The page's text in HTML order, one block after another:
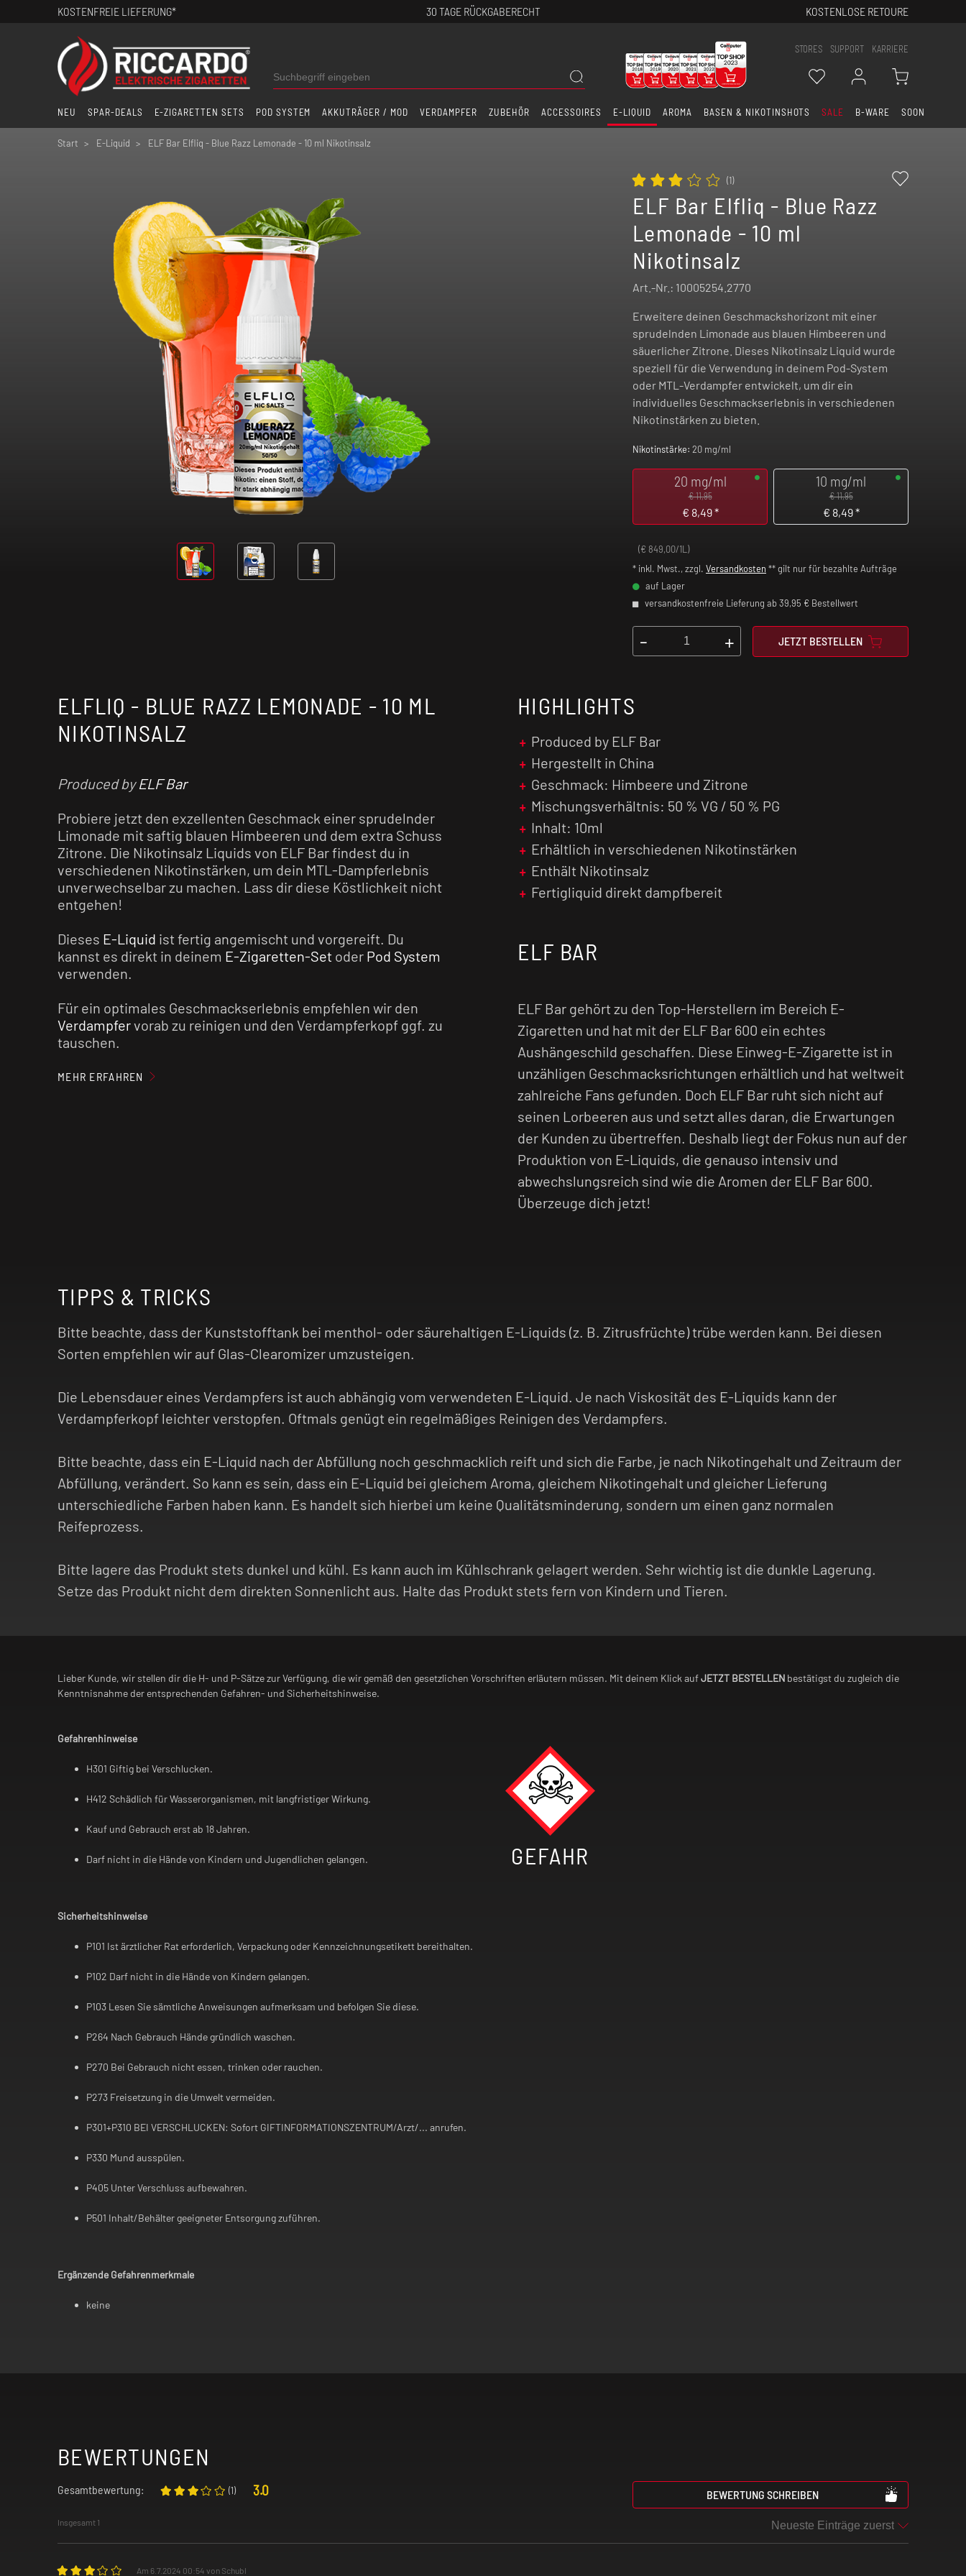
KOSTENFREIE LIEFERUNG* 30 TAGE RÜCKGABERECHT KOSTENLOSE RETOURE
STORES SUPPORT KARRIERE
NEU SPAR-DEALS E-ZIGARETTEN SETS POD SYSTEM AKKUTRÄGER / MOD VERDAMPFER ZUBEHÖR ACCESSOIRES E-LIQUID AROMA BASEN & NIKOTINSHOTS SALE B-WARE SOON
Start E-Liquid ELF Bar Elfliq - Blue Razz Lemonade - 10 ml Nikotinsalz
(1)
ELF Bar Elfliq - Blue Razz
Lemonade - 10 ml
Nikotinsalz
Art.-Nr.: 10005254.2770
Erweitere deinen Geschmackshorizont mit einer
sprudelnden Limonade aus blauen Himbeeren und
säuerlicher Zitrone. Dieses Nikotinsalz Liquid wurde
speziell für die Verwendung in deinem Pod-System
oder MTL-Verdampfer entwickelt, um dir ein
individuelles Geschmackserlebnis in verschiedenen
Nikotinstärken zu bieten.
Nikotinstärke: 20 mg/ml
20 mg/ml
€ 11,95
€ 8,49*
10 mg/ml
€ 11,95
€ 8,49*
(€ 849,00/1L)
* inkl. Mwst., zzgl. Versandkosten ** gilt nur für bezahlte Aufträge
auf Lager
versandkostenfreie Lieferung ab 39,95 € Bestellwert
- + JETZT BESTELLEN
ELFLIQ - BLUE RAZZ LEMONADE - 10 ML
NIKOTINSALZ
Produced byELF Bar
Probiere jetzt den exzellenten Geschmack einer sprudelnder
Limonade mit saftig blauen Himbeeren und dem extra Schuss
Zitrone. Die Nikotinsalz Liquids von ELF Bar findest du in
verschiedenen Nikotinstärken, um dein MTL-Dampferlebnis
unverwechselbar zu machen. Lass dir diese Köstlichkeit nicht
entgehen!
Dieses E-Liquid ist fertig angemischt und vorgereift. Du
kannst es direkt in deinem E-Zigaretten-Set oder Pod System
verwenden.
Für ein optimales Geschmackserlebnis empfehlen wir den
Verdampfervorab zu reinigen und den Verdampferkopf ggf. zu
tauschen.
Nikotinsalz Liquids sind im Vergleich zu normalen
MEHR ERFAHREN
HIGHLIGHTS
Produced by ELF Bar
Hergestellt in China
Geschmack: Himbeere und Zitrone
Mischungsverhältnis: 50 % VG / 50 % PG
Inhalt: 10ml
Erhältlich in verschiedenen Nikotinstärken
Enthält Nikotinsalz
Fertigliquid direkt dampfbereit
ELF BAR
ELF Bar gehört zu den Top-Herstellern im Bereich E-
Zigaretten und hat mit der ELF Bar 600 ein echtes
Aushängeschild geschaffen. Diese Einweg-E-Zigarette ist in
unzähligen Geschmacksrichtungen erhältlich und hat weltweit
zahlreiche Fans gefunden. Doch ELF Bar ruht sich nicht auf
seinen Lorbeeren aus und setzt alles daran, die Erwartungen
der Kunden zu übertreffen. Deshalb liegt der Fokus nun auf der
Produktion von E-Liquids, die genauso intensiv und
abwechslungsreich sind wie die Aromen der ELF Bar 600.
Überzeuge dich jetzt!
TIPPS & TRICKS
Bitte beachte, dass der Kunststofftank bei menthol- oder säurehaltigen E-Liquids (z. B. Zitrusfrüchte) trübe werden kann. Bei diesen
Sorten empfehlen wir auf Glas-Clearomizer umzusteigen.
Die Lebensdauer eines Verdampfers ist auch abhängig vom verwendeten E-Liquid. Je nach Viskosität des E-Liquids kann der
Verdampferkopf leichter verstopfen. Oftmals genügt ein regelmäßiges Reinigen des Verdampfers.
Bitte beachte, dass ein E-Liquid nach der Abfüllung noch geschmacklich reift und sich die Farbe, je nach Nikotingehalt und Zeitraum der
Abfüllung, verändert. So kann es sein, dass ein E-Liquid bei gleichem Aroma, gleichem Nikotingehalt und gleicher Lieferung
unterschiedliche Farben haben kann. Es handelt sich hierbei um keine Qualitätsminderung, sondern um einen ganz normalen
Reifeprozess.
Bitte lagere das Produkt stets dunkel und kühl. Es kann auch im Kühlschrank gelagert werden. Sehr wichtig ist die dunkle Lagerung.
Setze das Produkt nicht dem direkten Sonnenlicht aus. Halte das Produkt stets fern von Kindern und Tieren.
Lieber Kunde, wir stellen dir die H- und P-Sätze zur Verfügung, die wir gemäß den gesetzlichen Vorschriften erläutern müssen. Mit deinem Klick aufJETZT BESTELLEN bestätigst du zugleich die
Kenntnisnahme der entsprechenden Gefahren- und Sicherheitshinweise.
Gefahrenhinweise
H301 Giftig bei Verschlucken.
H412 Schädlich für Wasserorganismen, mit langfristiger Wirkung.
Kauf und Gebrauch erst ab 18 Jahren.
Darf nicht in die Hände von Kindern und Jugendlichen gelangen. GEFAHR
Sicherheitshinweise
P101 Ist ärztlicher Rat erforderlich, Verpackung oder Kennzeichnungsetikett bereithalten.
P102 Darf nicht in die Hände von Kindern gelangen.
P103 Lesen Sie sämtliche Anweisungen aufmerksam und befolgen Sie diese.
P264 Nach Gebrauch Hände gründlich waschen.
P270 Bei Gebrauch nicht essen, trinken oder rauchen.
P273 Freisetzung in die Umwelt vermeiden.
P301+P310 BEI VERSCHLUCKEN: Sofort GIFTINFORMATIONSZENTRUM/Arzt/... anrufen.
P330 Mund ausspülen.
P405 Unter Verschluss aufbewahren.
P501 Inhalt/Behälter geeigneter Entsorgung zuführen.
Ergänzende Gefahrenmerkmale
keine
BEWERTUNGEN
Gesamtbewertung: (1) 3.0 BEWERTUNG SCHREIBEN
Insgesamt 1
Am 6.7.2024 00:54 von Schubl